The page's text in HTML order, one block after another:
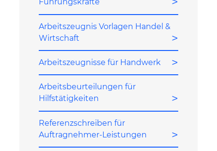
Arbeitszeugnis Vorlagen Handel &
Wirtschaft
Arbeitszeugnisse für Handwerk
Arbeitsbeurteilungen für
Hilfstätigkeiten
Referenzschreiben für
Auftragnehmer-Leistungen